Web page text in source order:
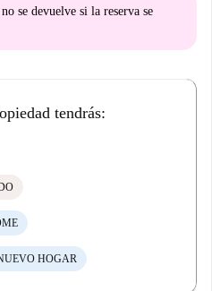
no se devuelve si la reserva se
tendrás:
HOGAR